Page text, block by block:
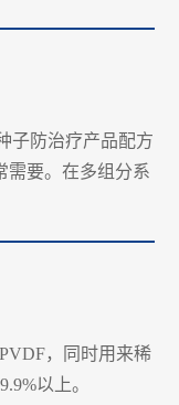
子防治疗产品配方
需要。在多组分系
，同时用来稀
以上。